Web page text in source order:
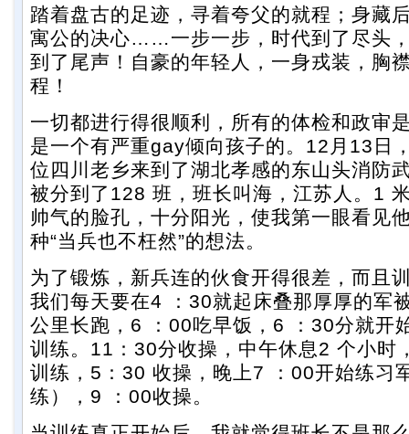
踏着盘古的足迹，寻着夸父的就程；身藏
寓公的决心……一步一步，时代到了尽头
到了尾声！自豪的年轻人，一身戎装，胸
程！
一切都进行得很顺利，所有的体检和政审
是一个有严重gay倾向孩子的。12月13日
位四川老乡来到了湖北孝感的东山头消防
被分到了128 班，班长叫海，江苏人。1
帅气的脸孔，十分阳光，使我第一眼看见
种“当兵也不枉然”的想法。
为了锻炼，新兵连的伙食开得很差，而且
我们每天要在4 ：30就起床叠那厚厚的军
公里长跑，6 ：00吃早饭，6 ：30分就开
训练。11：30分收操，中午休息2 个小时
训练，5：30 收操，晚上7 ：00开始练习
练），9 ：00收操。